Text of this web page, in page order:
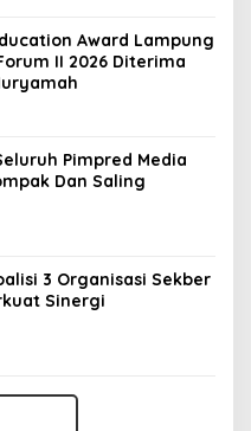
Award Lampung
II 2026 Diterima
Pimpred Media
Dan Saling
3 Organisasi Sekber
Sinergi